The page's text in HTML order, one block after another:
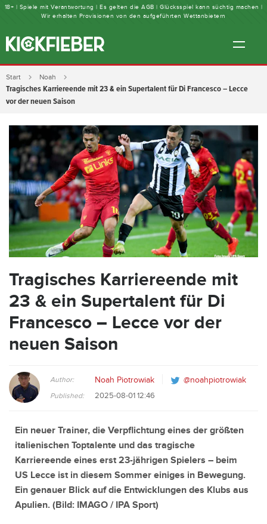
18+ | Spiele mit Verantwortung | Es gelten die AGB | Glücksspiel kann süchtig machen |
Wir erhalten Provisionen von den aufgeführten Wettanbietern
Start Noah
Tragisches Karriereende mit 23 & ein Supertalent für Di Francesco – Lecce
vor der neuen Saison
Tragisches Karriereende mit
23 & ein Supertalent für Di
Francesco – Lecce vor der
neuen Saison
Author: Noah Piotrowiak @noahpiotrowiak
Published: 2025-08-01 12:46
Ein neuer Trainer, die Verpflichtung eines der größten
italienischen Toptalente und das tragische
Karriereende eines erst 23-jährigen Spielers – beim
US Lecce ist in diesem Sommer einiges in Bewegung.
Ein genauer Blick auf die Entwicklungen des Klubs aus
Apulien. (Bild: IMAGO / IPA Sport)